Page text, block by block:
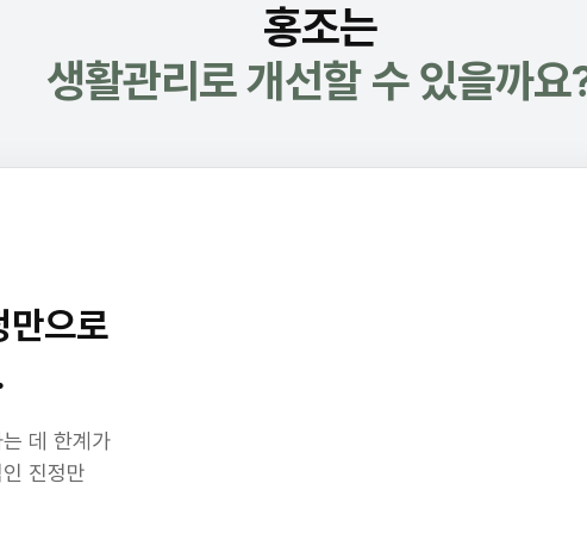
홍조는
생활관리로 개선할 수 있을까요
만으로
데 한계가
진정만